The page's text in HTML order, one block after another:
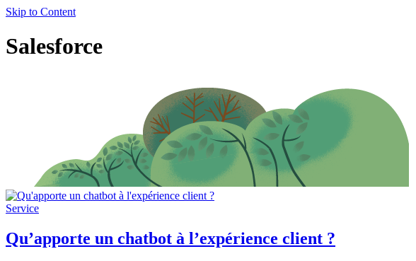
Skip to Content
nom
de
Salesforce
Service
Qu’apporte un chatbot à l’expérience client ?